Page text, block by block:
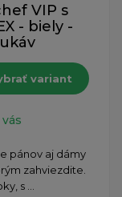
VIP s
- biely -
variant
pánov aj dámy
zahviezdite.
s ...